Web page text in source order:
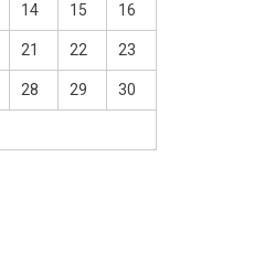
14 15 16
21 22 23
28 29 30